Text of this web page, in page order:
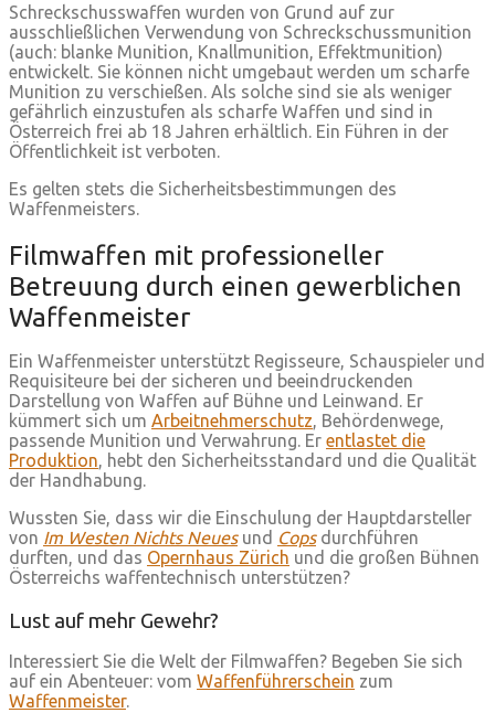
Schreckschusswaffen wurden von Grund auf zur
ausschließlichen Verwendung von Schreckschussmunition
(auch: blanke Munition, Knallmunition, Effektmunition)
entwickelt. Sie können nicht umgebaut werden um scharfe
Munition zu verschießen. Als solche sind sie als weniger
gefährlich einzustufen als scharfe Waffen und sind in
Österreich frei ab 18 Jahren erhältlich. Ein Führen in der
Öffentlichkeit ist verboten.
Es gelten stets die Sicherheitsbestimmungen des
Waffenmeisters.
Filmwaffen mit professioneller
Betreuung durch einen gewerblichen
Waffenmeister
Ein Waffenmeister unterstützt Regisseure, Schauspieler und
Requisiteure bei der sicheren und beeindruckenden
Darstellung von Waffen auf Bühne und Leinwand. Er
kümmert sich um Arbeitnehmerschutz, Behördenwege,
passende Munition und Verwahrung. Er entlastet die
Produktion, hebt den Sicherheitsstandard und die Qualität
der Handhabung.
Wussten Sie, dass wir die Einschulung der Hauptdarsteller
von Im Westen Nichts Neuesund Copsdurchführen
durften, und das Opernhaus Zürich und die großen Bühnen
Österreichs waffentechnisch unterstützen?
Lust auf mehr Gewehr?
Interessiert Sie die Welt der Filmwaffen? Begeben Sie sich
auf ein Abenteuer: vom Waffenführerschein zum
Waffenmeister.